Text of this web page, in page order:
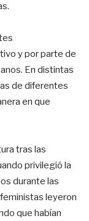
y por parte de
En distintas
de diferentes
en que
tras las
privilegió la
durante las
leyeron
que habían